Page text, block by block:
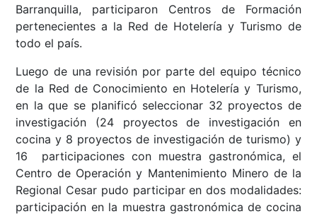
Barranquilla, participaron Centros de Formación
pertenecientes a la Red de Hotelería y Turismo de
todo el país.
Luego de una revisión por parte del equipo técnico
de la Red de Conocimiento en Hotelería y Turismo,
en la que se planificó seleccionar 32 proyectos de
investigación (24 proyectos de investigación en
cocina y 8 proyectos de investigación de turismo) y
16 participaciones con muestra gastronómica, el
Centro de Operación y Mantenimiento Minero de la
Regional Cesar pudo participar en dos modalidades:
participación en la muestra gastronómica de cocina